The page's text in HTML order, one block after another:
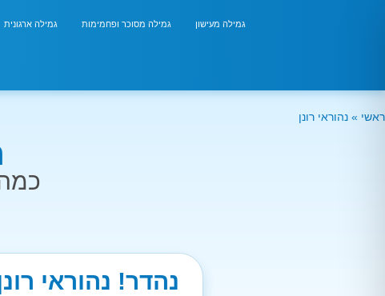
גמילה מעישון גמילה מסוכר ופחמימות גמילה ארגונית
ראשי » נהוראי רונן
נהדר! נהוראי